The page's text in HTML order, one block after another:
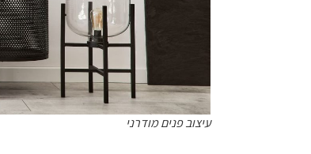
עיצוב פנים מודרני